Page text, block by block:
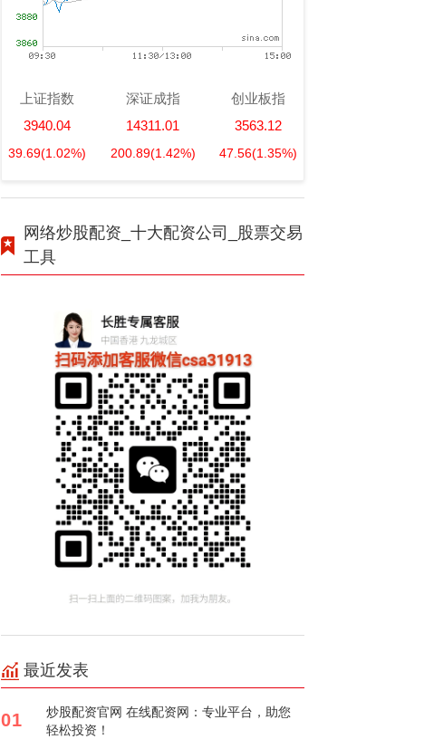
上证指数
3940.04
39.69(1.02%)
深证成指
14311.01
200.89(1.42%)
创业板指
3563.12
47.56(1.35%)
网络炒股配资_十大配资公司_股票交易
工具
最近发表
01
炒股配资官网 在线配资网：专业平台，助您
轻松投资！